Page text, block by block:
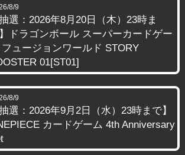
8/9
抽選：2026年8月20日（木）23時ま
ドラゴンボール スーパーカードゲー
フュージョンワールド STORY
01[ST01]
8/9
抽選：2026年9月2日（水）23時まで】
カードゲーム 4th Anniversary